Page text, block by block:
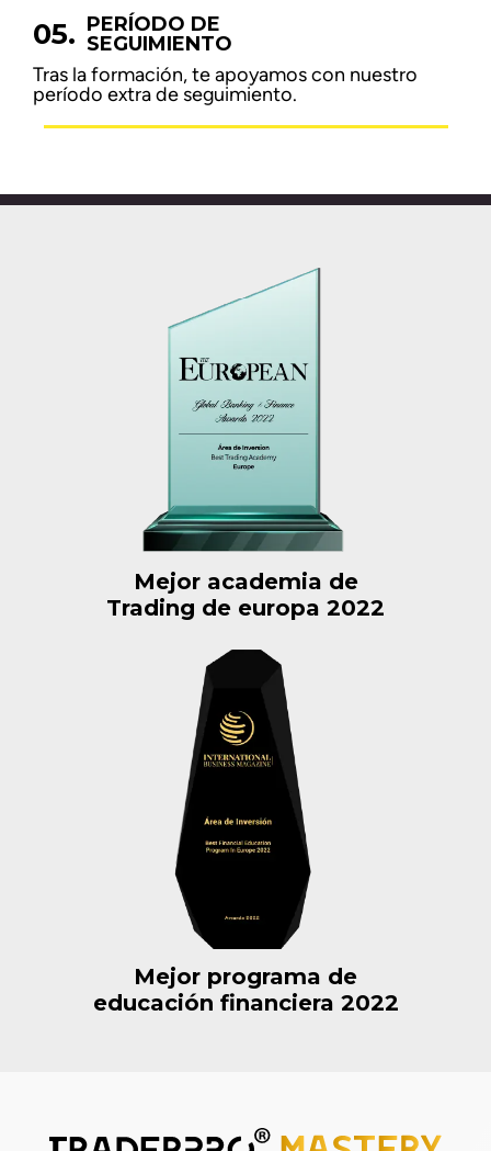
05. PERÍODO DE
SEGUIMIENTO
Tras la formación, te apoyamos con nuestro
período extra de seguimiento.
Mejor academia de
Trading de europa 2022
Mejor programa de
educación financiera 2022